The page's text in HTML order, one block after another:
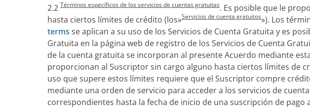
2.2 Términos específicos de los servicios de cuentas gratuitas. Es posible que le
hasta ciertos límites de crédito (los»Servicios de cuenta gratuitos»). Los
terms se aplican a su uso de los Servicios de Cuenta Gratuita y es
Gratuita en la página web de registro de los Servicios de Cuenta
de la cuenta gratuita se incorporan al presente Acuerdo mediante
proporcionan al Suscriptor sin cargo alguno hasta ciertos límites de
uso que supere estos límites requiere que el Suscriptor compre
mediante una orden de servicio para acceder a los servicios de
correspondientes hasta la fecha de inicio de una suscripción de